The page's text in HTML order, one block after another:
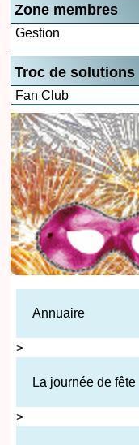
Zone membres
Gestion
Troc de solutions
Fan Club
Annuaire
>
La journée de fête
>